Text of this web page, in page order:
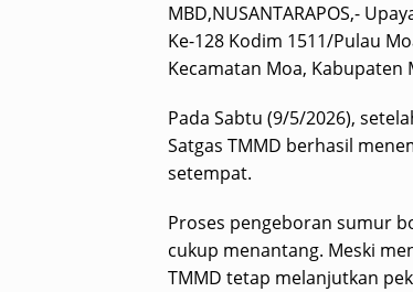
MBD,NUSANTARAPOS,-
Ke-128 Kodim 1511/Pulau
Kecamatan Moa, Kabupaten
Pada Sabtu (9/5/2026),
Satgas TMMD berhasil
setempat.
Proses pengeboran sumur
cukup menantang. Meski
TMMD tetap melanjutkan